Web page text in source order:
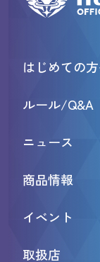
はじめての
ルール/Q&A
ニュース
商品情報
イベント
取扱店